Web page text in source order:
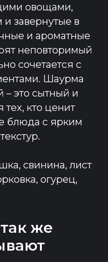
овощами,
завернутые в
и ароматные
неповторимый
сочетается с
Шаурма
– это сытный и
кто ценит
блюда с ярким
свинина, лист
огурец,
же